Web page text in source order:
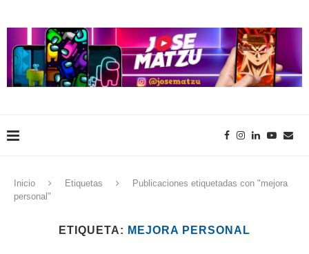
Inicio Etiquetas
Publicaciones etiquetadas con "mejora
personal"
ETIQUETA: MEJORA PERSONAL